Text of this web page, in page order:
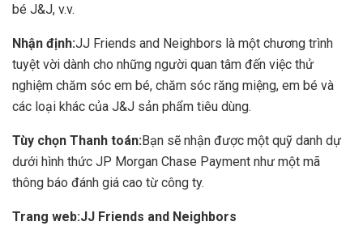
bé J&J, v.v.
Nhận định:JJ Friends and Neighbors là một chương trình
tuyệt vời dành cho những người quan tâm đến việc thử
nghiệm chăm sóc em bé, chăm sóc răng miệng, em bé và
các loại khác của J&J sản phẩm tiêu dùng.
Tùy chọn Thanh toán:Bạn sẽ nhận được một quỹ danh dự
dưới hình thức JP Morgan Chase Payment như một mã
thông báo đánh giá cao từ công ty.
Trang web:JJ Friends and Neighbors